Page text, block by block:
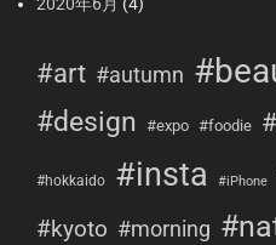
#art #autumn
#design #expo #foodie
#hokkaido #insta #iPhone
#kyoto #morning